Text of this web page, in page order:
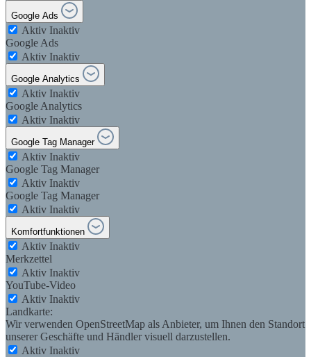
Google Ads
Aktiv Inaktiv
Google Ads
Aktiv Inaktiv
Google Analytics
Aktiv Inaktiv
Google Analytics
Aktiv Inaktiv
Google Tag Manager
Aktiv Inaktiv
Google Tag Manager
Aktiv Inaktiv
Google Tag Manager
Aktiv Inaktiv
Komfortfunktionen
Aktiv Inaktiv
Merkzettel
Aktiv Inaktiv
YouTube-Video
Aktiv Inaktiv
Landkarte:
Wir verwenden OpenStreetMap als Anbieter, um Ihnen den Standort
unserer Geschäfte und Händler visuell darzustellen.
Aktiv Inaktiv